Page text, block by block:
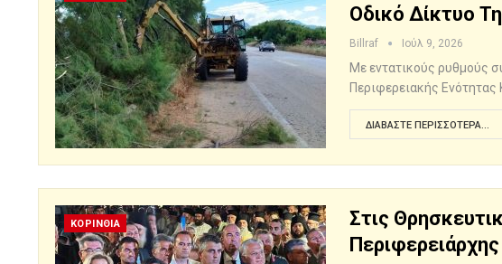
Οδικό Δίκτυο
Billraf Ιούλ 9, 2026
Με εντατικούς ρυθμούς
Περιφερειακής Ενότητας
ΔΙΑΒΆΣΤΕ ΠΕΡΙΣΣΌΤΕΡΑ...
ΚΟΡΙΝΘΙΑ
Στις